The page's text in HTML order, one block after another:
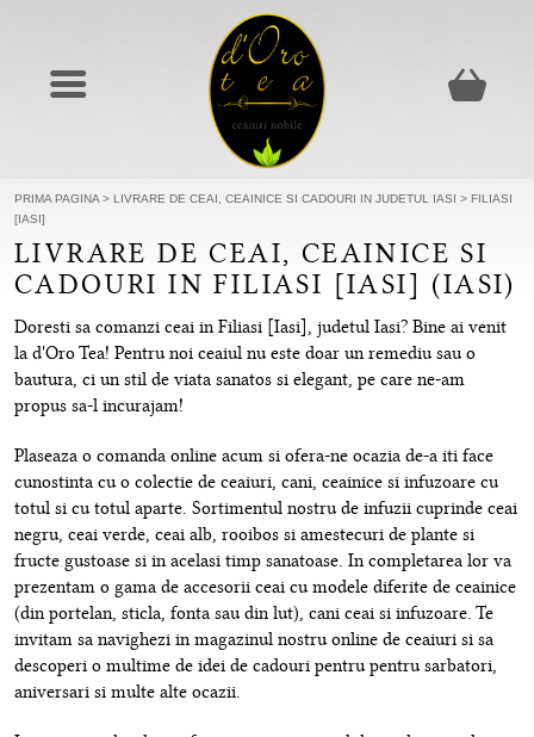
PRIMA PAGINA > LIVRARE DE CEAI, CEAINICE SI CADOURI IN JUDETUL IASI > FILIASI
[IASI]
LIVRARE DE CEAI, CEAINICE SI
CADOURI IN FILIASI [IASI] (IASI)
Doresti sa comanzi ceai in Filiasi [Iasi], judetul Iasi? Bine ai venit
la d'Oro Tea! Pentru noi ceaiul nu este doar un remediu sau o
bautura, ci un stil de viata sanatos si elegant, pe care ne-am
propus sa-l incurajam!
Plaseaza o comanda online acum si ofera-ne ocazia de-a iti face
cunostinta cu o colectie de ceaiuri, cani, ceainice si infuzoare cu
totul si cu totul aparte. Sortimentul nostru de infuzii cuprinde ceai
negru, ceai verde, ceai alb, rooibos si amestecuri de plante si
fructe gustoase si in acelasi timp sanatoase. In completarea lor va
prezentam o gama de accesorii ceai cu modele diferite de ceainice
(din portelan, sticla, fonta sau din lut), cani ceai si infuzoare. Te
invitam sa navighezi in magazinul nostru online de ceaiuri si sa
descoperi o multime de idei de cadouri pentru pentru sarbatori,
aniversari si multe alte ocazii.